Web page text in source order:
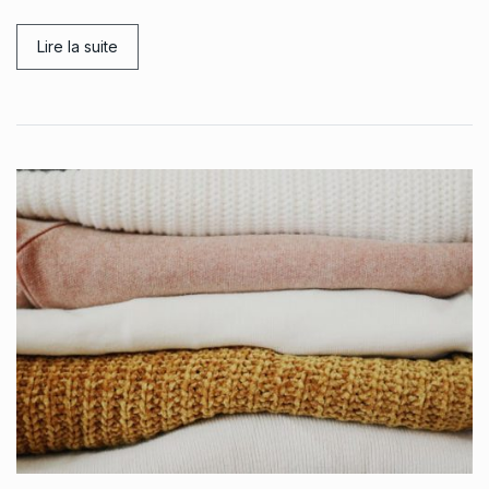
Lire la suite